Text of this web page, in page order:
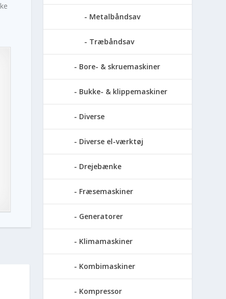
Metalbåndsav
Træbåndsav
Bore- & skruemaskiner
Bukke- & klippemaskiner
Diverse
Diverse el-værktøj
Drejebænke
Fræsemaskiner
Generatorer
Klimamaskiner
Kombimaskiner
Kompressor